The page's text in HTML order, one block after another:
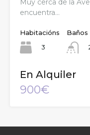
Muy cerca de la
encuentra…
Habitacións
3
Baños
En Alquiler
900€